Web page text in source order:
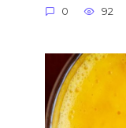
0 92